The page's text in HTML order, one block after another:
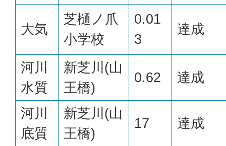
大気
芝樋ノ爪
小学校
0.01
3
達成
河川
水質
新芝川(山
王橋)
0.62 達成
河川
底質
新芝川(山
王橋)
17 達成